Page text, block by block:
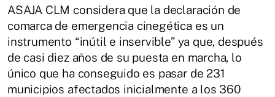
ASAJA CLM considera que la declaración de
comarca de emergencia cinegética es un
instrumento “inútil e inservible” ya que, después
de casi diez años de su puesta en marcha, lo
único que ha conseguido es pasar de 231
municipios afectados inicialmente a los 360